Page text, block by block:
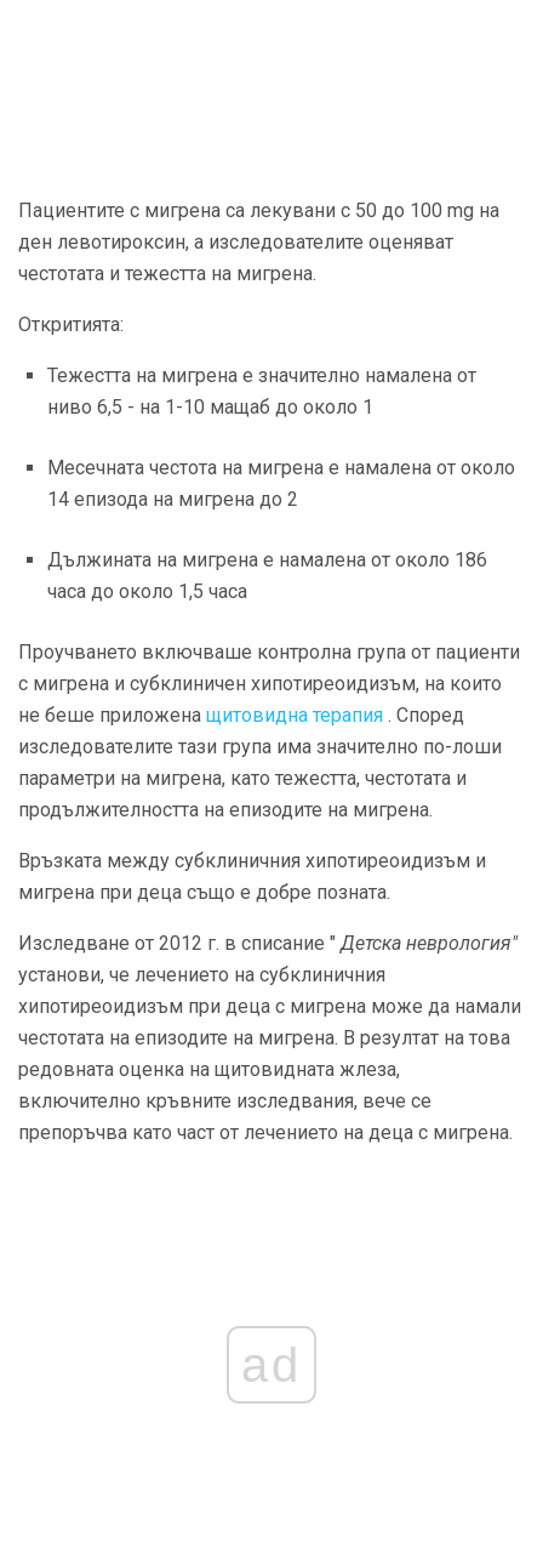
Пациентите с мигрена са лекувани с 50 до 100 mg на
ден левотироксин, а изследователите оценяват
честотата и тежестта на мигрена.
Откритията:
Тежестта на мигрена е значително намалена от
ниво 6,5 - на 1-10 мащаб до около 1
Месечната честота на мигрена е намалена от около
14 епизода на мигрена до 2
Дължината на мигрена е намалена от около 186
часа до около 1,5 часа
Проучването включваше контролна група от пациенти
с мигрена и субклиничен хипотиреоидизъм, на които
не беше приложена щитовидна терапия . Според
изследователите тази група има значително по-лоши
параметри на мигрена, като тежестта, честотата и
продължителността на епизодите на мигрена.
Връзката между субклиничния хипотиреоидизъм и
мигрена при деца също е добре позната.
Изследване от 2012 г. в списание " Детска неврология"
установи, че лечението на субклиничния
хипотиреоидизъм при деца с мигрена може да намали
честотата на епизодите на мигрена. В резултат на това
редовната оценка на щитовидната жлеза,
включително кръвните изследвания, вече се
препоръчва като част от лечението на деца с мигрена.
ad